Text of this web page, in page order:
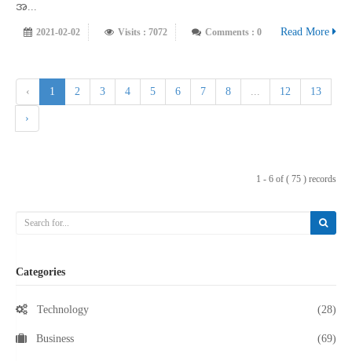
အ...
2021-02-02 Visits : 7072 Comments : 0 Read More
‹ 1 2 3 4 5 6 7 8 ... 12 13
›
1 - 6 of ( 75 ) records
Categories
Technology (28)
Business (69)